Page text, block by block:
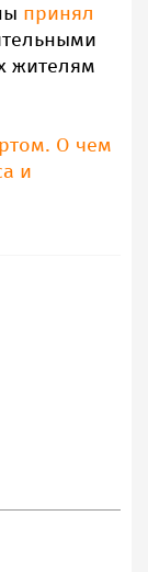
принял
жителям
О чем
и